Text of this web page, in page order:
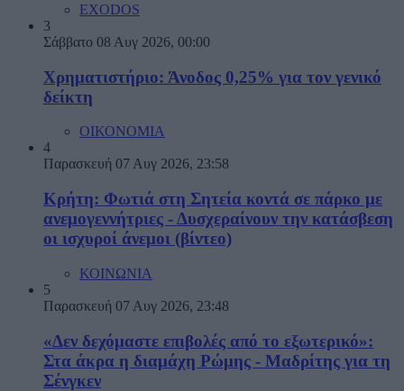
EXODOS
3
Σάββατο 08 Αυγ 2026, 00:00
Χρηματιστήριο: Άνοδος 0,25% για τον γενικό
δείκτη
ΟΙΚΟΝΟΜΙΑ
4
Παρασκευή 07 Αυγ 2026, 23:58
Κρήτη: Φωτιά στη Σητεία κοντά σε πάρκο με
ανεμογεννήτριες - Δυσχεραίνουν την κατάσβεση
οι ισχυροί άνεμοι (βίντεο)
ΚΟΙΝΩΝΙΑ
5
Παρασκευή 07 Αυγ 2026, 23:48
«Δεν δεχόμαστε επιβολές από το εξωτερικό»:
Στα άκρα η διαμάχη Ρώμης - Μαδρίτης για τη
Σένγκεν